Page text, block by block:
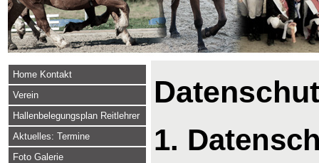
Home Kontakt
Verein
Hallenbelegungsplan Reitlehrer
Aktuelles: Termine
Foto Galerie
1.